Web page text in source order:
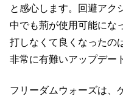
と感心します。回避アク
中でも荊が使用可能にな
打しなくて良くなったの
非常に有難いアップデー
フリーダムウォーズは、